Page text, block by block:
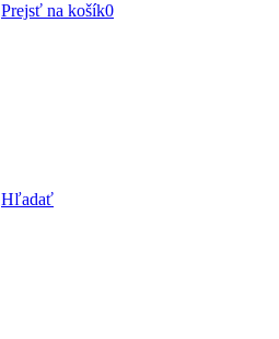
Prejsť na košík0
Hľadať